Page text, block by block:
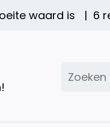
waard is | 6
Zoeken
naar: